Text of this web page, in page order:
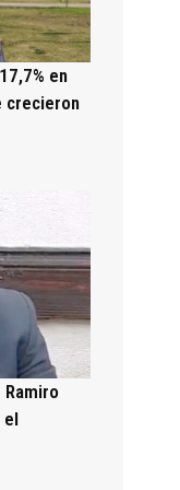
en
crecieron
el